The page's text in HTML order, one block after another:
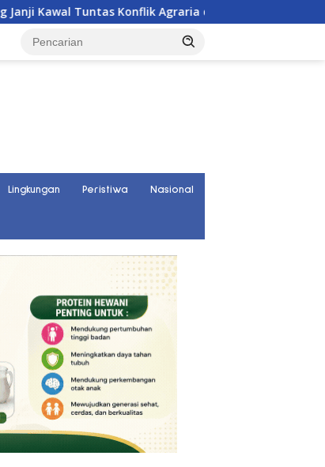
Agraria di Tolitoli Curhat Warga Gunung
Lingkungan Peristiwa Nasional